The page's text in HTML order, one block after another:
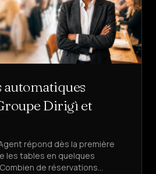
automatiques
Dirigì et
répond dès la première
les tables en quelques
de réservations